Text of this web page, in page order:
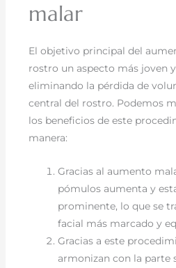
malar
El objetivo principal del
rostro un aspecto más joven
eliminando la pérdida de
central del rostro. Podemos
los beneficios de este
manera:
Gracias al aumento
pómulos aumenta y
prominente, lo que se
facial más marcado y
Gracias a este
armonizan con la parte